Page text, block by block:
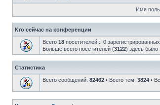
Имя
Кто сейчас на конференции
Всего 18 посетителей :: 0
Больше всего посетителей (3122) здесь было
Статистика
Всего сообщений: 82462 • Всего тем: 3824 •